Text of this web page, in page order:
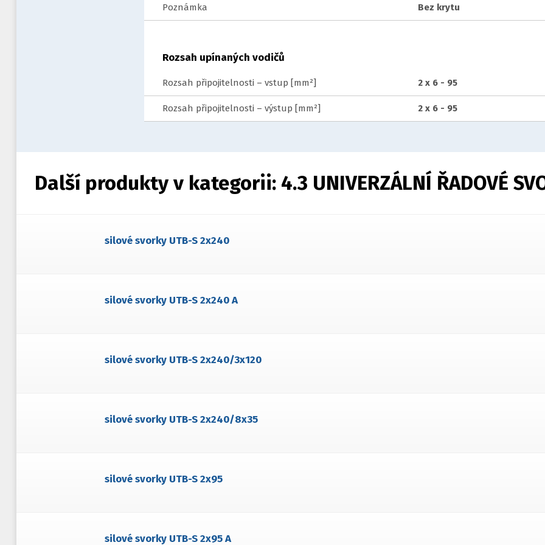
Poznámka Bez krytu
Rozsah upínaných vodičů
Rozsah připojitelnosti – vstup [mm²] 2 x 6 - 95
Rozsah připojitelnosti – výstup [mm²] 2 x 6 - 95
Další produkty v kategorii: 4.3 UNIVERZÁLNÍ ŘADOVÉ
silové svorky UTB-S 2x240
silové svorky UTB-S 2x240 A
silové svorky UTB-S 2x240/3x120
silové svorky UTB-S 2x240/8x35
silové svorky UTB-S 2x95
silové svorky UTB-S 2x95 A